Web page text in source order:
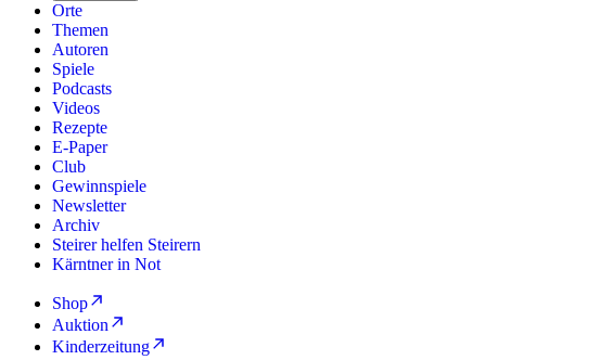
Orte
Themen
Autoren
Spiele
Podcasts
Videos
Rezepte
E-Paper
Club
Gewinnspiele
Newsletter
Archiv
Steirer helfen Steirern
Kärntner in Not
Shop
Auktion
Kinderzeitung